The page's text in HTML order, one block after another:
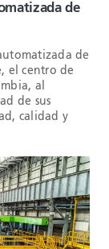
de
de
el centro de
al
de sus
calidad y